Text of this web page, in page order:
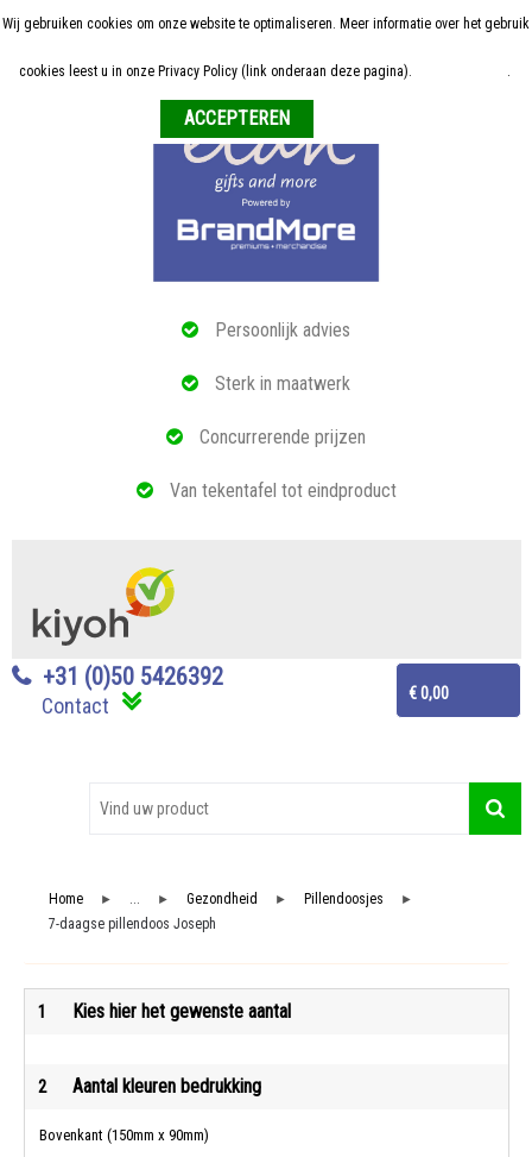
Persoonlijk advies
Sterk in maatwerk
Concurrerende prijzen
Van tekentafel tot eindproduct
€ 0,00
+31 (0)50 5426392
Contact
Home
ALLE RELATIEGESCHENKEN
Home ► ... ► Gezondheid ► Pillendoosjes ►
7-daagse pillendoos Joseph
1 Kies hier het gewenste aantal
2 Aantal kleuren bedrukking
Bovenkant (150mm x 90mm)
Wij gebruiken cookies om onze website te optimaliseren. Meer informatie over het gebruik
cookies leest u in onze Privacy Policy (link onderaan deze pagina). .